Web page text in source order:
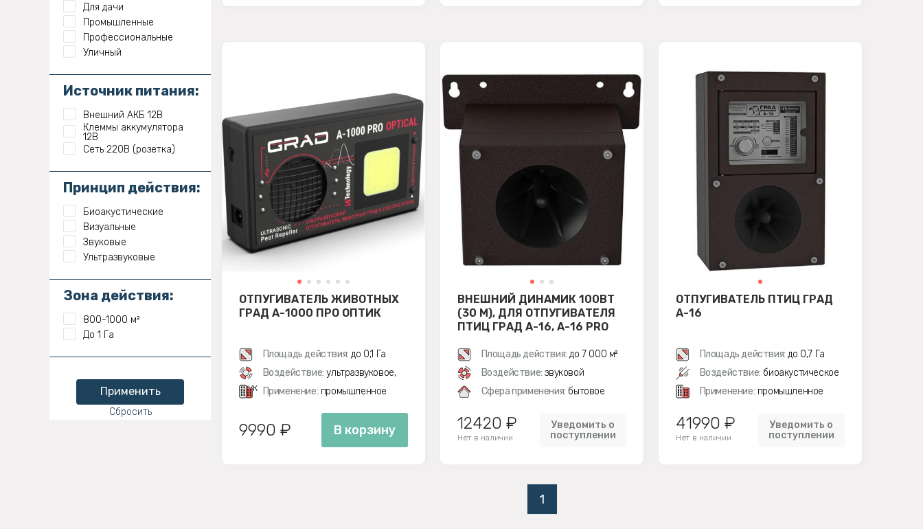
Для дачи
Промышленные
Профессиональные
Уличный
Источник питания:
Внешний АКБ 12В
Клеммы аккумулятора
12В
Сеть 220В (розетка)
Принцип действия:
Биоакустические
Визуальные
Звуковые
Ультразвуковые
Зона действия:
800-1000 м²
До 1 Га
Применить
Сбросить
ОТПУГИВАТЕЛЬ ЖИВОТНЫХ
ГРАД А-1000 ПРО ОПТИК
Площадь действия: до 0,1 Га
Воздействие: ультразвуковое,
звук
Применение: промышленное
9990 ₽ В корзину
ВНЕШНИЙ ДИНАМИК 100ВТ
(30 М), ДЛЯ ОТПУГИВАТЕЛЯ
ПТИЦ ГРАД А-16, A-16 PRO
Площадь действия: до 7 000 м²
Воздействие: звуковой
Сфера применения: бытовое
12420 ₽
Нет в наличии
Уведомить о
поступлении
ОТПУГИВАТЕЛЬ ПТИЦ ГРАД
А-16
Площадь действия: до 0,7 Га
Воздействие: биоакустическое
Применение: промышленное
41990 ₽
Нет в наличии
Уведомить о
поступлении
1